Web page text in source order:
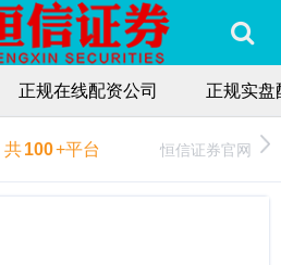
正规在线配资公司 正规实
共100+平台 恒信证券官网